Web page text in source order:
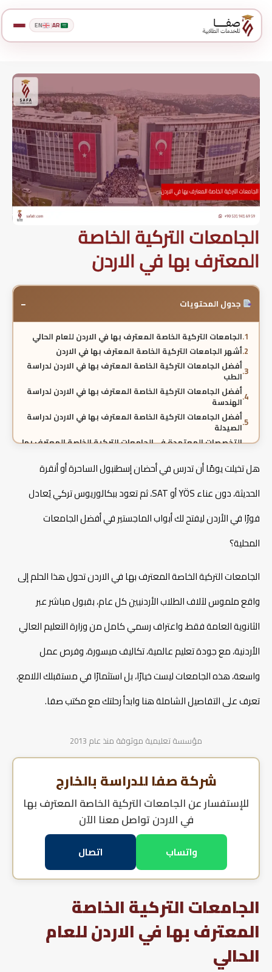
AR
|
EN
الجامعات التركية الخاصة
المعترف بها في الاردن
جدول المحتويات −
الجامعات التركية الخاصة المعترف بها في الاردن للعام الحالي
أشهر الجامعات التركية الخاصة المعترف بها في الاردن
أفضل الجامعات التركية الخاصة المعترف بها في الاردن لدراسة
الطب
أفضل الجامعات التركية الخاصة المعترف بها في الاردن لدراسة
الهندسة
أفضل الجامعات التركية الخاصة المعترف بها في الاردن لدراسة
الصيدلة
التخصصات المعتمدة في الجامعات التركية الخاصة المعترف بها
هل الاعتراف يشمل جميع التخصصات في الجامعات التركية
الخاصة؟
شروط الاعتراف في الاردن للجامعات التركية الخاصة
للعمل؟
للدراسات العليا؟
تكاليف الدراسة في الجامعات التركية الخاصة
خطوات التقديم على الجامعات التركية الخاصة المعترف بها في
الاردن
الأسئلة الشائعة حول الجامعات التركية الخاصة المعترف بها
دراسة تصميم الأزياء في تركيا
شروط دراسة التمريض في تركيا
شروط دراسة الطيران في تركيا
هل تخيلت يومًا أن تدرس في أحضان إسطنبول الساحرة أو أنقرة
الحديثة، دون عناء YÖS أو SAT، ثم تعود ببكالوريوس تركي يُعادل
فورًا في الأردن ليفتح لك أبواب الماجستير في أفضل الجامعات
المحلية؟
الجامعات التركية الخاصة المعترف بها في الاردن تحول هذا الحلم إلى
واقع ملموس لآلاف الطلاب الأردنيين كل عام، بقبول مباشر عبر
الثانوية العامة فقط، واعتراف رسمي كامل من وزارة التعليم العالي
الأردنية، مع جودة تعليم عالمية، تكاليف ميسورة، وفرص عمل
واسعة، هذه الجامعات ليست خيارًا، بل استثمارًا في مستقبلك اللامع،
تعرف على التفاصيل الشاملة هنا وابدأ رحلتك مع مكتب صفا.
مؤسسة تعليمية موثوقة منذ عام 2013
شركة صفا للدراسة بالخارج
للإستفسار عنالجامعات التركية الخاصة المعترف بها
في الاردن تواصل معنا الآن
واتساب اتصال
الجامعات التركية الخاصة
المعترف بها في الاردن للعام
الحالي